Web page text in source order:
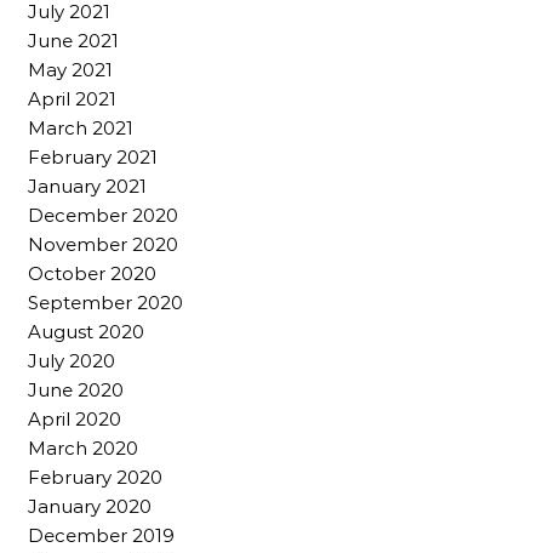
July 2021
June 2021
May 2021
April 2021
March 2021
February 2021
January 2021
December 2020
November 2020
October 2020
September 2020
August 2020
July 2020
June 2020
April 2020
March 2020
February 2020
January 2020
December 2019